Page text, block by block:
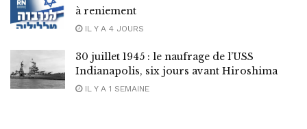
à reniement
IL Y A 4 JOURS
30 juillet 1945 : le naufrage de l’USS
Indianapolis, six jours avant Hiroshima
IL Y A 1 SEMAINE